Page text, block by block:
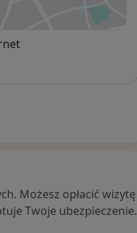
karcie
Możesz opłacić wizytę
Twoje ubezpieczenie.